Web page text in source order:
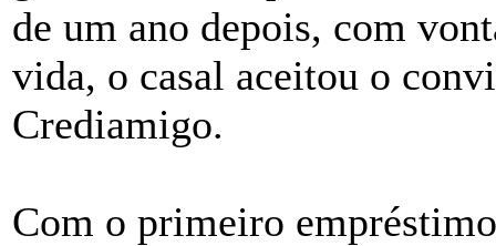
de um ano depois, com
vida, o casal aceitou o
Crediamigo.
Com o primeiro